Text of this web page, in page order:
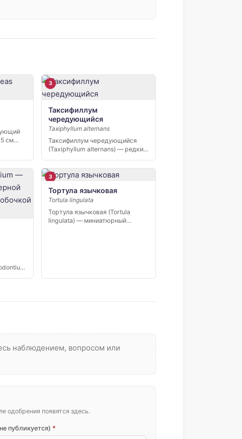
см
3
Таксифиллум
чередующийся
Taxiphyllum alternans
Таксифиллум чередующийся
(Taxiphyllum alternans) — редкий
3
Тортула язычковая
Tortula lingulata
Тортула язычковая (Tortula
lingulata) — миниатюрный
наблюдением, вопросом или
одобрения появятся здесь.
публикуется) *